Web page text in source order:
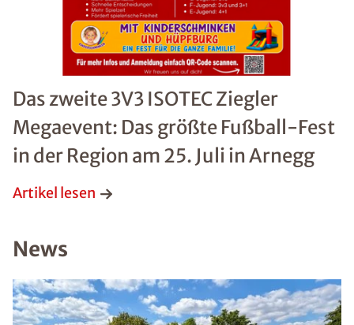
Das zweite 3V3 ISOTEC Ziegler
Megaevent: Das größte Fußball-Fest
in der Region am 25. Juli in Arnegg
Artikel lesen
News